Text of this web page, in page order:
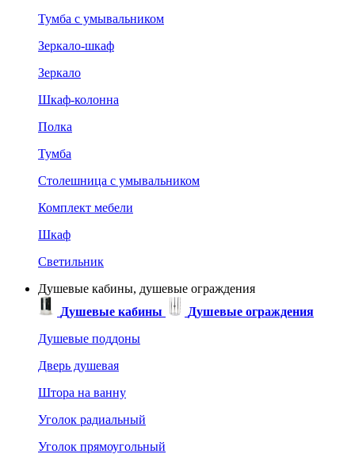
Тумба с умывальником
Зеркало-шкаф
Зеркало
Шкаф-колонна
Полка
Тумба
Столешница с умывальником
Комплект мебели
Шкаф
Светильник
Душевые кабины, душевые ограждения
Душевые кабины
Душевые ограждения
Душевые поддоны
Дверь душевая
Штора на ванну
Уголок радиальный
Уголок прямоугольный